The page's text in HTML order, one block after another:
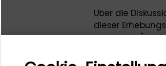
Über die
dieser
Meinungen" aus